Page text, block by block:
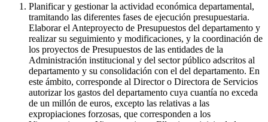
Planificar y gestionar la actividad económica departamental,
tramitando las diferentes fases de ejecución presupuestaria.
Elaborar el Anteproyecto de Presupuestos del departamento y
realizar su seguimiento y modificaciones, y la coordinación de
los proyectos de Presupuestos de las entidades de la
Administración institucional y del sector público adscritos al
departamento y su consolidación con el del departamento. En
este ámbito, corresponde al Director o Directora de Servicios
autorizar los gastos del departamento cuya cuantía no exceda
de un millón de euros, excepto las relativas a las
expropiaciones forzosas, que corresponden a los